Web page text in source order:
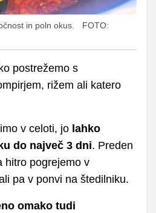
in poln okus.
FOTO:
postrežemo s
rižem ali katero
v celoti, jo lahko
do največ 3 dni. Preden
hitro pogrejemo v
pa v ponvi na štedilniku.
omako tudi